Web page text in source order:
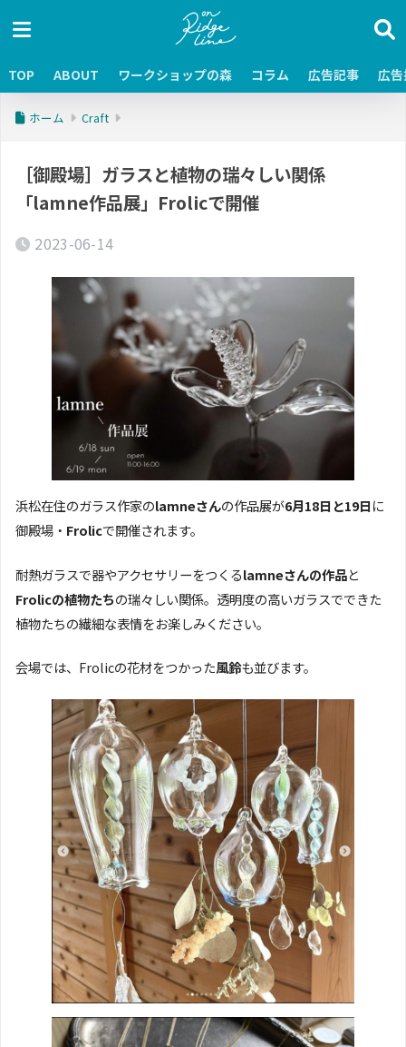
TOP ABOUT ワークショップの森 コラム 広告記事 広
ホーム Craft
［御殿場］ガラスと植物の瑞々しい関係
「lamne作品展」Frolicで開催
2023-06-14
浜松在住のガラス作家のlamneさんの作品展が6月18日と19日に
御殿場・ Frolicで開催されます。
耐熱ガラスで器やアクセサリーをつくるlamneさんの作品と
Frolicの植物たちの瑞々しい関係。透明度の高いガラスでできた
植物たちの繊細な表情をお楽しみください。
会場では、Frolicの花材をつかった風鈴も並びます。